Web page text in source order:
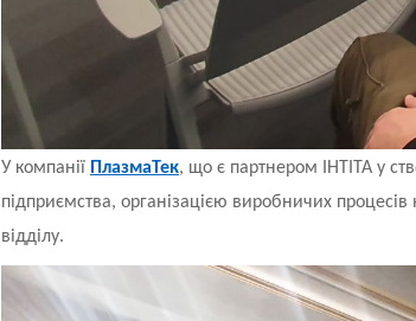
У компанії ПлазмаТек, що є партнером ІНТІТА у
підприємства, організацією виробничих процесів
відділу.